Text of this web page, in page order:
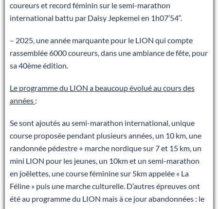
coureurs et record féminin sur le semi-marathon
international battu par Daisy Jepkemei en 1h07’54“.
– 2025, une année marquante pour le LION qui compte
rassemblée 6000 coureurs, dans une ambiance de fête, pour
sa 40ème édition.
Le programme du LION a beaucoup évolué au cours des
années :
Se sont ajoutés au semi-marathon international, unique
course proposée pendant plusieurs années, un 10 km, une
randonnée pédestre + marche nordique sur 7 et 15 km, un
mini LION pour les jeunes, un 10km et un semi-marathon
en joëlettes, une course féminine sur 5km appelée « La
Féline » puis une marche culturelle. D’autres épreuves ont
été au programme du LION mais à ce jour abandonnées : le